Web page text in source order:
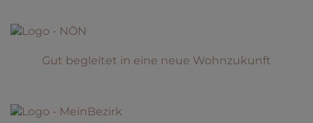
Gut begleitet in eine neue Wohnzukunft